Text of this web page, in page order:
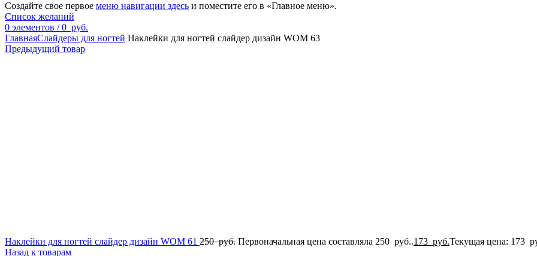
Создайте свое первое меню навигации здесь и поместите его в «Главное меню».
Список желаний
0 элементов / 0 руб.
ГлавнаяСлайдеры для ногтей Наклейки для ногтей слайдер дизайн WOM 63
Предыдущий товар
Наклейки для ногтей слайдер дизайн WOM 61 250руб. Первоначальная цена составляла 250 руб..173 руб.Текущая цена: 173
Назад к товарам